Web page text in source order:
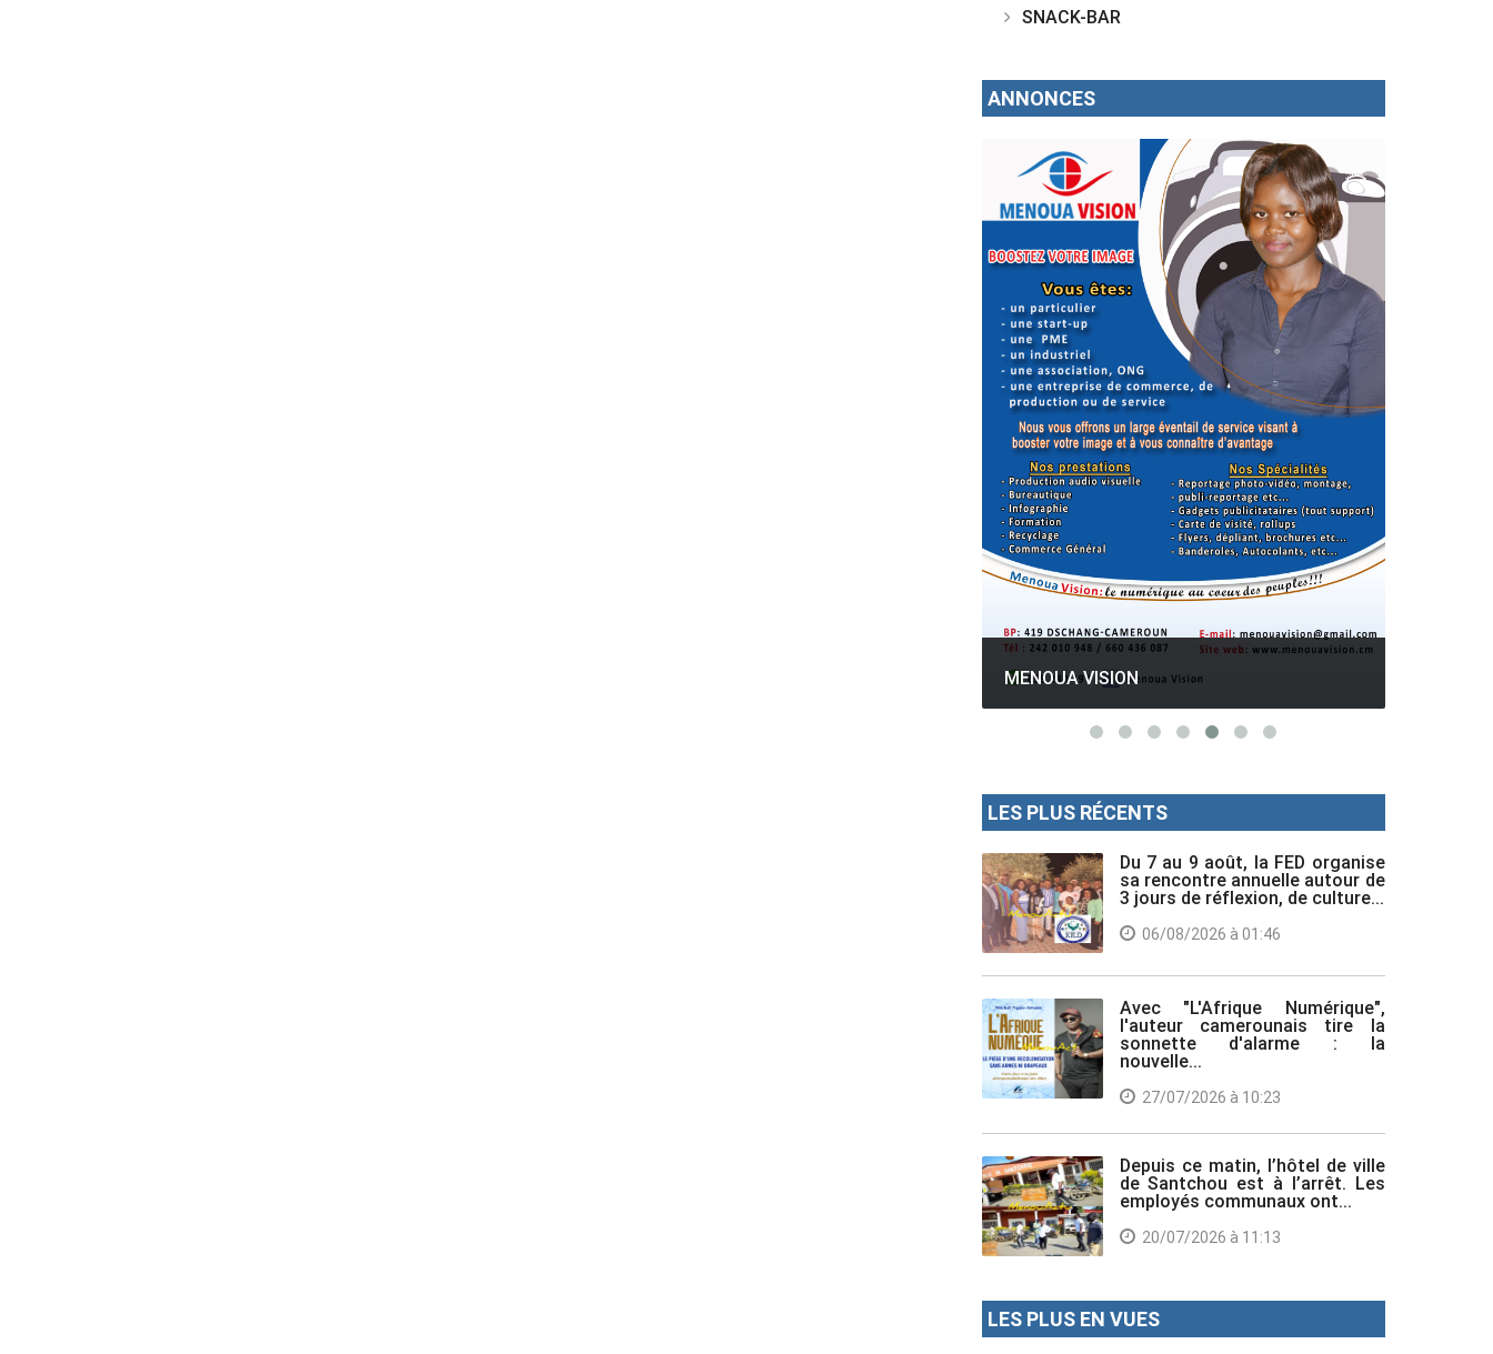
SNACK-BAR
ANNONCES
MENOUA VISION
GESPROS formation : La rentrée
académique ce 10 Octobre 2022.
LES PLUS RÉCENTS
Du 7 au 9 août, la FED organise
sa rencontre annuelle autour de
3 jours de réflexion, de culture...
06/08/2026 à 01:46
Avec "L'Afrique Numérique",
l'auteur camerounais tire la
sonnette d'alarme : la
nouvelle...
27/07/2026 à 10:23
Depuis ce matin, l’hôtel de ville
de Santchou est à l’arrêt. Les
employés communaux ont...
20/07/2026 à 11:13
LES PLUS EN VUES